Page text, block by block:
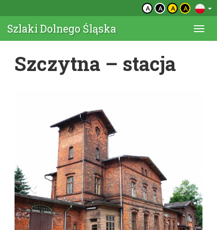
A A A A
Szlaki Dolnego Śląska
Szczytna – stacja